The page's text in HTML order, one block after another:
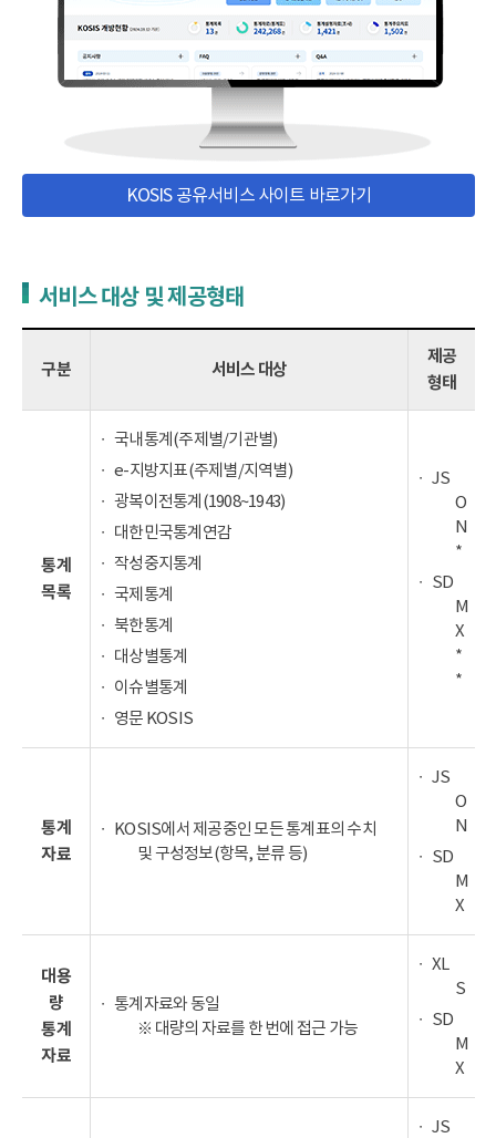
KOSIS 공유서비스 사이트 바로가기
서비스 대상 및 제공형태
구분 서비스 대상
제공
형태
통계
목록
국내통계(주제별/기관별)
e-지방지표(주제별/지역별)
광복이전통계(1908~1943)
대한민국통계연감
작성중지통계
국제통계
북한통계
대상별통계
이슈별통계
영문 KOSIS
JS
O
N
*
SD
M
X
*
*
통계
자료
KOSIS에서 제공중인 모든 통계표의 수치
및 구성정보(항목, 분류 등)
JS
O
N
SD
M
X
대용
량
통계
자료
통계자료와 동일
※ 대량의 자료를 한 번에 접근 가능
XL
S
SD
M
X
JS